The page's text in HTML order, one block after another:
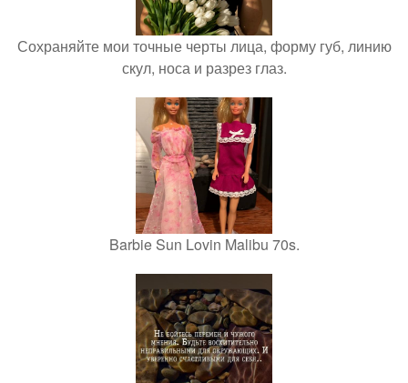
Сохраняйте мои точные черты лица, форму губ, линию
скул, носа и разрез глаз.
Barbie Sun Lovin Malibu 70s.